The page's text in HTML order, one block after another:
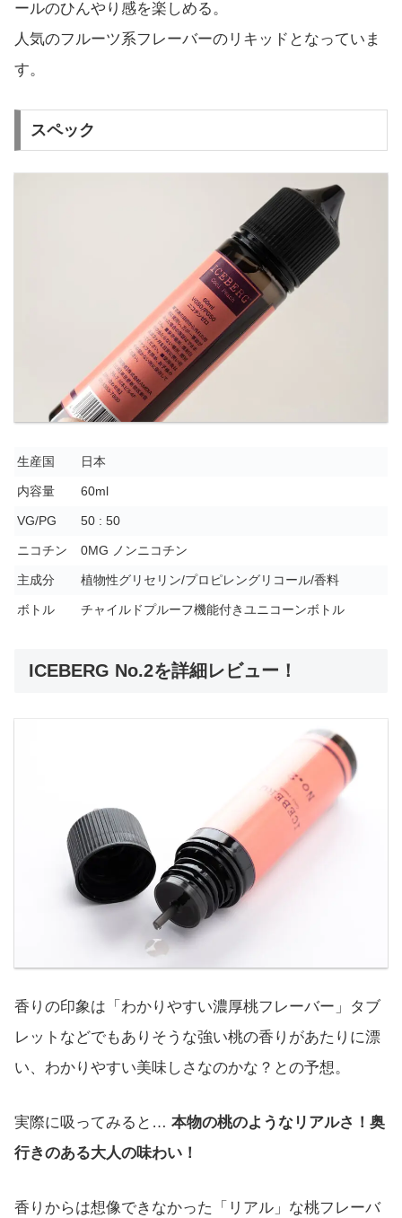
ールのひんやり感を楽しめる。
人気のフルーツ系フレーバーのリキッドとなっていま
す。
スペック
生産国 日本
内容量 60ml
VG/PG 50 : 50
ニコチン 0MG ノンニコチン
主成分 植物性グリセリン/プロピレングリコール/香料
ボトル チャイルドプルーフ機能付きユニコーンボトル
ICEBERG No.2を詳細レビュー！
香りの印象は「わかりやすい濃厚桃フレーバー」タブ
レットなどでもありそうな強い桃の香りがあたりに漂
い、わかりやすい美味しさなのかな？との予想。
実際に吸ってみると… 本物の桃のようなリアルさ！奥
行きのある大人の味わい！
香りからは想像できなかった「リアル」な桃フレーバ